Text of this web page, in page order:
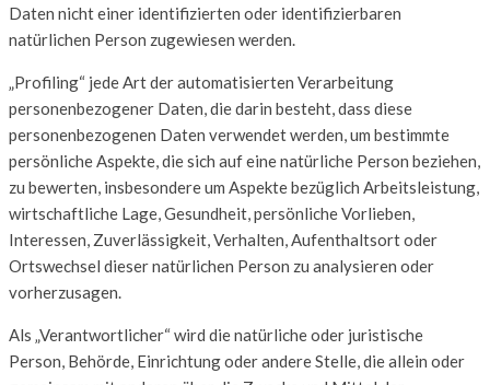
Daten nicht einer identifizierten oder identifizierbaren
natürlichen Person zugewiesen werden.
„Profiling“ jede Art der automatisierten Verarbeitung
personenbezogener Daten, die darin besteht, dass diese
personenbezogenen Daten verwendet werden, um bestimmte
persönliche Aspekte, die sich auf eine natürliche Person beziehen,
zu bewerten, insbesondere um Aspekte bezüglich Arbeitsleistung,
wirtschaftliche Lage, Gesundheit, persönliche Vorlieben,
Interessen, Zuverlässigkeit, Verhalten, Aufenthaltsort oder
Ortswechsel dieser natürlichen Person zu analysieren oder
vorherzusagen.
Als „Verantwortlicher“ wird die natürliche oder juristische
Person, Behörde, Einrichtung oder andere Stelle, die allein oder